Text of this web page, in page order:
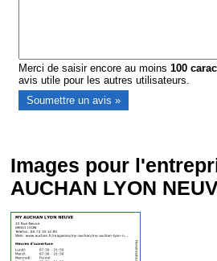
Merci de saisir encore au moins100
avis utile pour les autres utilisateurs.
Images pour
AUCHAN LYON